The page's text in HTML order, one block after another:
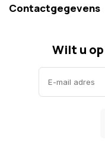
Contactgegevens
Wilt u